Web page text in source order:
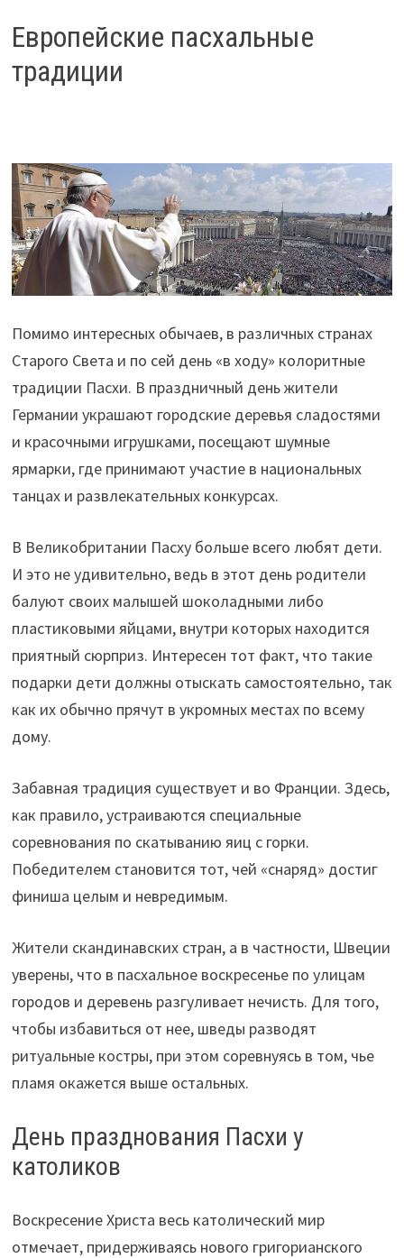
Европейские пасхальные
традиции
Помимо интересных обычаев, в различных странах
Старого Света и по сей день «в ходу» колоритные
традиции Пасхи. В праздничный день жители
Германии украшают городские деревья сладостями
и красочными игрушками, посещают шумные
ярмарки, где принимают участие в национальных
танцах и развлекательных конкурсах.
В Великобритании Пасху больше всего любят дети.
И это не удивительно, ведь в этот день родители
балуют своих малышей шоколадными либо
пластиковыми яйцами, внутри которых находится
приятный сюрприз. Интересен тот факт, что такие
подарки дети должны отыскать самостоятельно, так
как их обычно прячут в укромных местах по всему
дому.
Забавная традиция существует и во Франции. Здесь,
как правило, устраиваются специальные
соревнования по скатыванию яиц с горки.
Победителем становится тот, чей «снаряд» достиг
финиша целым и невредимым.
Жители скандинавских стран, а в частности, Швеции
уверены, что в пасхальное воскресенье по улицам
городов и деревень разгуливает нечисть. Для того,
чтобы избавиться от нее, шведы разводят
ритуальные костры, при этом соревнуясь в том, чье
пламя окажется выше остальных.
День празднования Пасхи у
католиков
Воскресение Христа весь католический мир
отмечает, придерживаясь нового григорианского